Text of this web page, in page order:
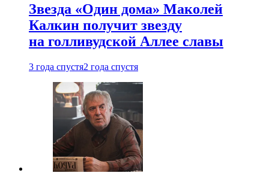
Звезда «Один дома» Маколей
Калкин получит звезду
на голливудской Аллее славы
3 года спустя2 года спустя